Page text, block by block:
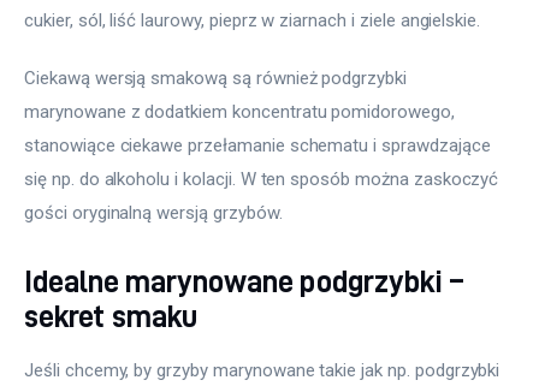
cukier, sól, liść laurowy, pieprz w ziarnach i ziele angielskie.
Ciekawą wersją smakową są również podgrzybki
marynowane z dodatkiem koncentratu pomidorowego,
stanowiące ciekawe przełamanie schematu i sprawdzające
się np. do alkoholu i kolacji. W ten sposób można zaskoczyć
gości oryginalną wersją grzybów.
Idealne marynowane podgrzybki –
sekret smaku
Jeśli chcemy, by grzyby marynowane takie jak np. podgrzybki